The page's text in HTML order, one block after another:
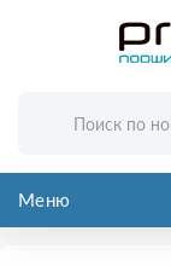
Меню